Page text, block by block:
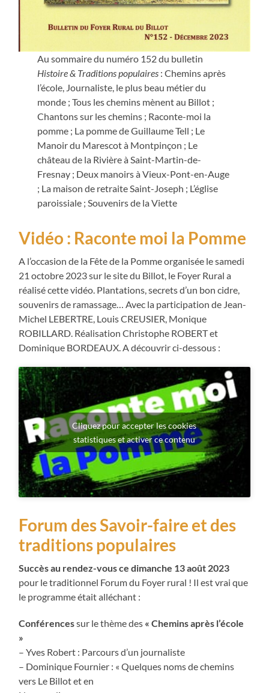
Au sommaire du numéro 152 du bulletin
Histoire & Traditions populaires : Chemins après
l’école, Journaliste, le plus beau métier du
monde ; Tous les chemins mènent au Billot ;
Chantons sur les chemins ; Raconte-moi la
pomme ; La pomme de Guillaume Tell ; Le
Manoir du Marescot à Montpinçon ; Le
château de la Rivière à Saint-Martin-de-
Fresnay ; Deux manoirs à Vieux-Pont-en-Auge
; La maison de retraite Saint-Joseph ; L’église
paroissiale ; Souvenirs de la Viette
Vidéo : Raconte moi la Pomme
A l’occasion de la Fête de la Pomme organisée le samedi
21 octobre 2023 sur le site du Billot, le Foyer Rural a
réalisé cette vidéo. Plantations, secrets d’un bon cidre,
souvenirs de ramassage… Avec la participation de Jean-
Michel LEBERTRE, Louis CREUSIER, Monique
ROBILLARD. Réalisation Christophe ROBERT et
Dominique BORDEAUX. A découvrir ci-dessous :
Cliquez pour accepter les cookies
statistiques et activer ce contenu
Forum des Savoir-faire et des
traditions populaires
Succès au rendez-vous ce dimanche 13 août 2023
pour le traditionnel Forum du Foyer rural ! Il est vrai que
le programme était alléchant :
Conférencessur le thème des « Chemins après l’école
»
– Yves Robert : Parcours d’un journaliste
– Dominique Fournier : « Quelques noms de chemins
vers Le Billot et en